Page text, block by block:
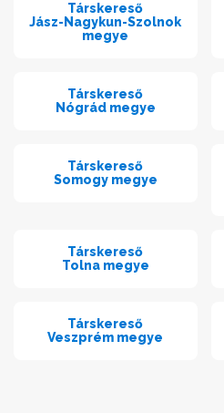
Társkereső
Jász-Nagykun-Szolnok
megye
Társkereső
Nógrád megye
Társkereső
Somogy megye
Társkereső
Tolna megye
Társkereső
Veszprém megye